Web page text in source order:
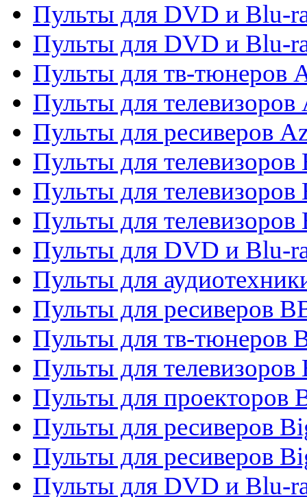
Пульты для DVD и Blu-
Пульты для DVD и Blu-
Пульты для тв-тюнеров
Пульты для телевизоров
Пульты для ресиверов
Пульты для
Пульты для
Пульты для
Пульты для DVD и Blu-
Пульты для
Пульты для ресиверов
Пульты для тв-тюнеров
Пульты для телевизоров
Пульты для проекторов
Пульты для ресиверов
Пульты для ресиверов
Пульты для DVD и Blu-